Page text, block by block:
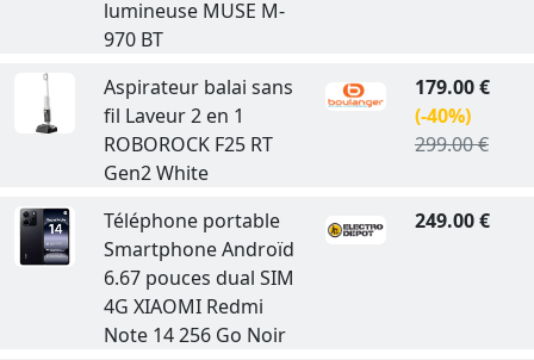
lumineuse MUSE M-
970 BT
Aspirateur balai sans
fil Laveur 2 en 1
ROBOROCK F25 RT
Gen2 White
179.00 €
(-40%)
299.00 €
Téléphone portable
Smartphone Androïd
6.67 pouces dual SIM
4G XIAOMI Redmi
Note 14 256 Go Noir
249.00 €